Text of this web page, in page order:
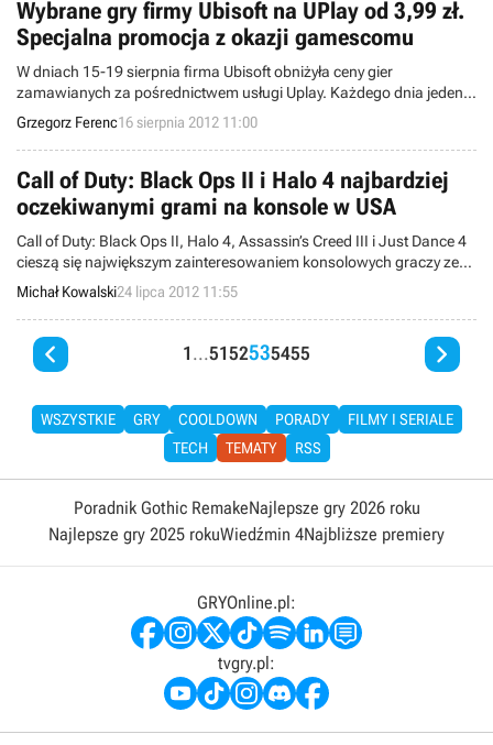
Wybrane gry firmy Ubisoft na UPlay od 3,99 zł.
Specjalna promocja z okazji gamescomu
W dniach 15-19 sierpnia firma Ubisoft obniżyła ceny gier
zamawianych za pośrednictwem usługi Uplay. Każdego dnia jeden z
tytułów kosztować będzie 3,99 zł. Cena innych jest niższa nawet o
75 procent. Promocją objęto m.in. Might & Magic Heroes VI oraz
pozycje z serii Assassin’s Creed.
Grzegorz Ferenc16 sierpnia 2012 11:00
Call of Duty: Black Ops II i Halo 4 najbardziej
oczekiwanymi grami na konsole w USA
Call of Duty: Black Ops II, Halo 4, Assassin’s Creed III i Just Dance 4
cieszą się największym zainteresowaniem konsolowych graczy ze
Stanów Zjednoczonych. Firma Nielsen opublikowała kolejny raport,
dotyczący oczekiwań wobec tytułów na konsole Xbox 360,
PlayStation 3 oraz Wii.
Michał Kowalski24 lipca 2012 11:55
 1 ...5152535455 
WSZYSTKIE GRY COOLDOWN PORADY
FILMY I SERIALE
TECH
TEMATY RSS
Poradnik Gothic RemakeNajlepsze gry 2026 roku
Najlepsze gry 2025 rokuWiedźmin 4Najbliższe premiery
GRYOnline.pl:
tvgry.pl: